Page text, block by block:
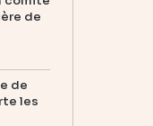
de
de
les